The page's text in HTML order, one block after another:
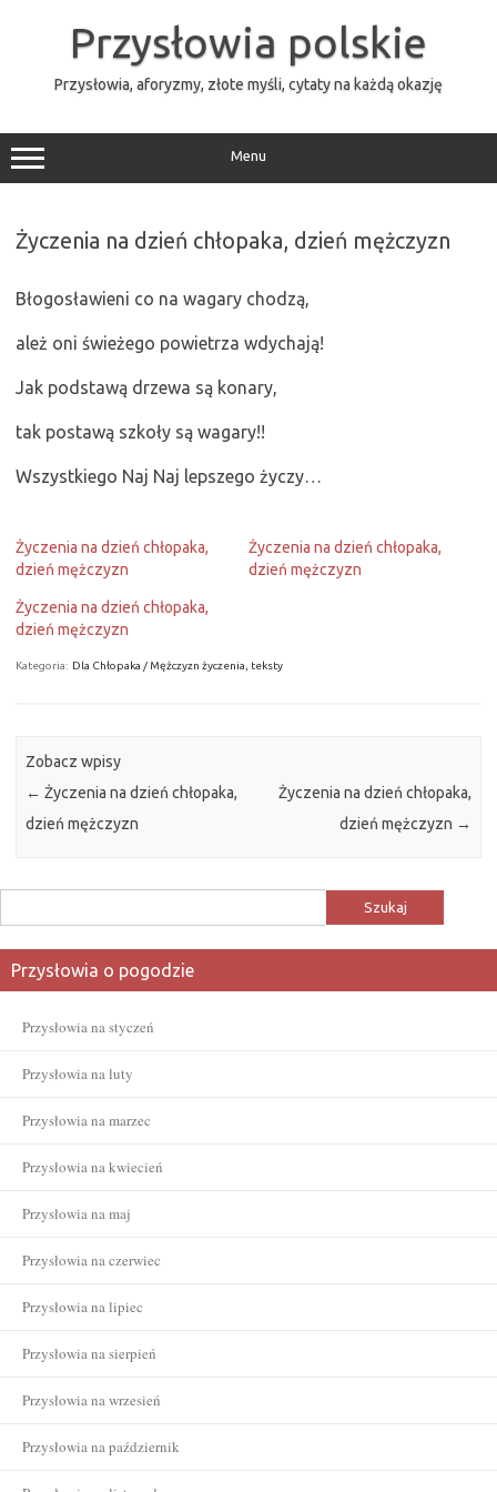
Przysłowia polskie
Przysłowia, aforyzmy, złote myśli, cytaty na każdą okazję
Menu
Życzenia na dzień chłopaka, dzień mężczyzn
Błogosławieni co na wagary chodzą,
ależ oni świeżego powietrza wdychają!
Jak podstawą drzewa są konary,
tak postawą szkoły są wagary!!
Wszystkiego Naj Naj lepszego życzy…
Życzenia na dzień chłopaka,
dzień mężczyzn
Życzenia na dzień chłopaka,
dzień mężczyzn
Życzenia na dzień chłopaka,
dzień mężczyzn
Kategoria: Dla Chłopaka / Mężczyzn życzenia, teksty
Zobacz wpisy
← Życzenia na dzień chłopaka,
dzień mężczyzn
Życzenia na dzień chłopaka,
dzień mężczyzn →
Przysłowia o pogodzie
Przysłowia na styczeń
Przysłowia na luty
Przysłowia na marzec
Przysłowia na kwiecień
Przysłowia na maj
Przysłowia na czerwiec
Przysłowia na lipiec
Przysłowia na sierpień
Przysłowia na wrzesień
Przysłowia na październik